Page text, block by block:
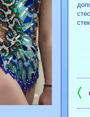
〈